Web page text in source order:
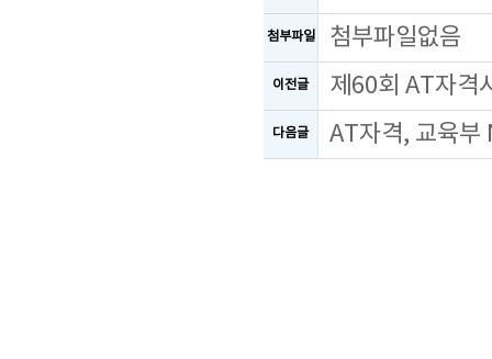
첨부파일 첨부파일없음
이전글 제60회 AT자격
다음글 AT자격, 교육부